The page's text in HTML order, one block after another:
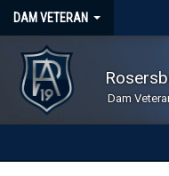
DAM VETERAN
Dam